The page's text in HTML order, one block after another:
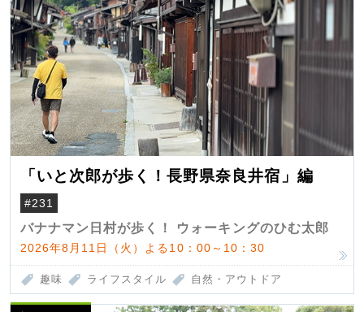
「いと次郎が歩く！長野県奈良井宿」編
#231
バナナマン日村が歩く！ ウォーキングのひむ太郎
2026年8月11日（火）よる10：00～10：30
趣味 ライフスタイル 自然・アウトドア